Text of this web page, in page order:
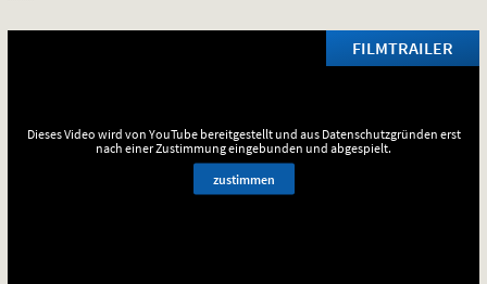
FILMTRAILER
Dieses Video wird von YouTube bereitgestellt und aus Datenschutzgründen erst
nach einer Zustimmung eingebunden und abgespielt.
zustimmen